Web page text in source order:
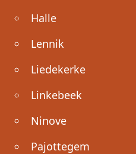
Halle
Lennik
Liedekerke
Linkebeek
Ninove
Pajottegem